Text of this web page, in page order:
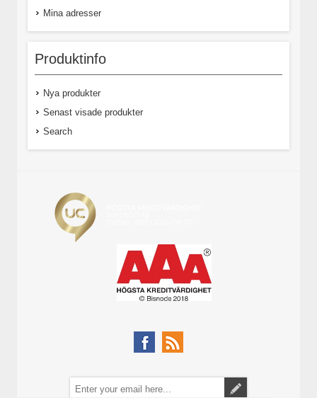
Mina adresser
Produktinfo
Nya produkter
Senast visade produkter
Search